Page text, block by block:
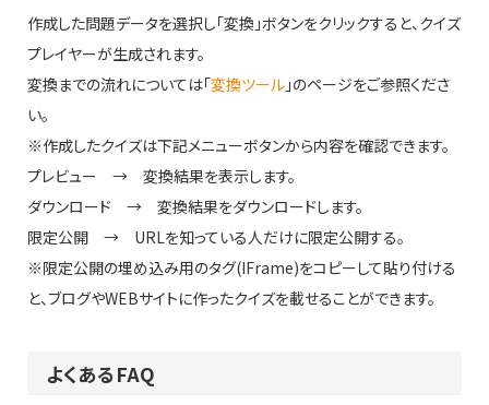
作成した問題データを選択し「変換」ボタンをクリックすると、クイズ
プレイヤーが生成されます。
変換までの流れについては「変換ツール」のページをご参照くださ
い。
※作成したクイズは下記メニューボタンから内容を確認できます。
プレビュー → 変換結果を表示します。
ダウンロード → 変換結果をダウンロードします。
限定公開 → URLを知っている人だけに限定公開する。
※限定公開の埋め込み用のタグ(IFrame)をコピーして貼り付ける
と、ブログやWEBサイトに作ったクイズを載せることができます。
よくあるFAQ